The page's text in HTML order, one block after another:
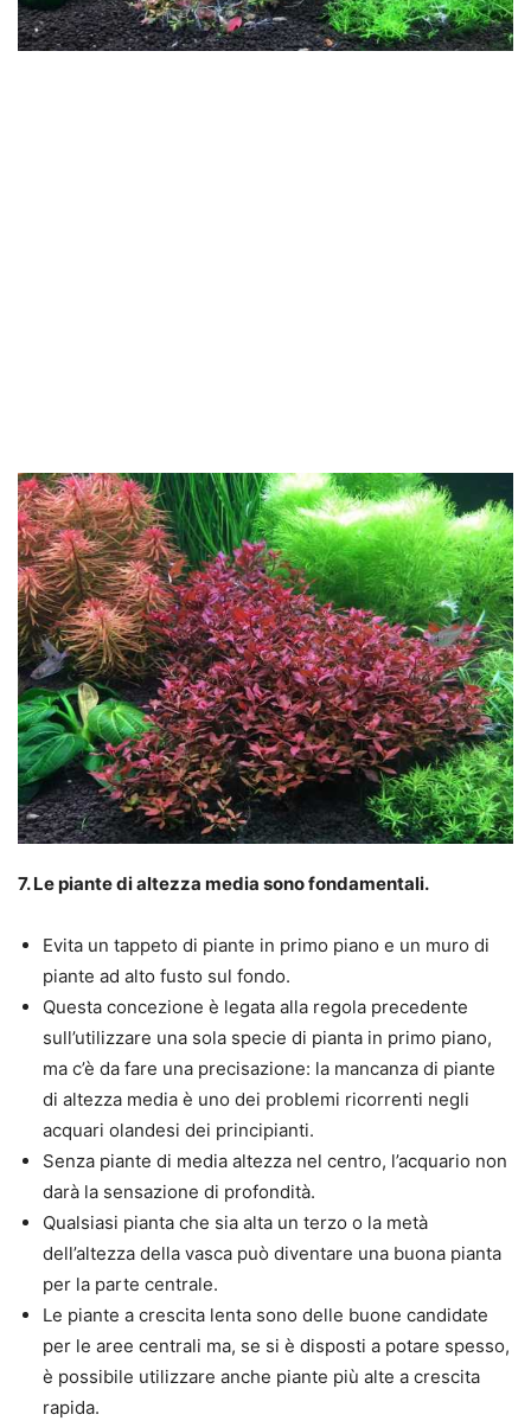
7. Le piante di altezza media sono fondamentali.
Evita un tappeto di piante in primo piano e un muro di
piante ad alto fusto sul fondo.
Questa concezione è legata alla regola precedente
sull’utilizzare una sola specie di pianta in primo piano,
ma c’è da fare una precisazione: la mancanza di piante
di altezza media è uno dei problemi ricorrenti negli
acquari olandesi dei principianti.
Senza piante di media altezza nel centro, l’acquario non
darà la sensazione di profondità.
Qualsiasi pianta che sia alta un terzo o la metà
dell’altezza della vasca può diventare una buona pianta
per la parte centrale.
Le piante a crescita lenta sono delle buone candidate
per le aree centrali ma, se si è disposti a potare spesso,
è possibile utilizzare anche piante più alte a crescita
rapida.